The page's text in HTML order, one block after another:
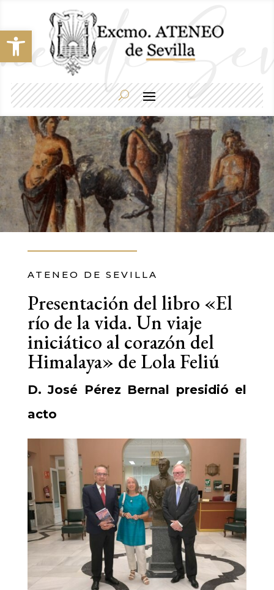
Abrir barra de herramientas
ATENEO DE SEVILLA
Presentación del libro «El
río de la vida. Un viaje
iniciático al corazón del
Himalaya» de Lola Feliú
D. José Pérez Bernal presidió el
acto